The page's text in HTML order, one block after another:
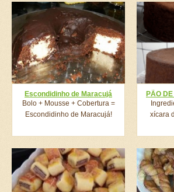
Escondidinho de Maracujá
Bolo + Mousse + Cobertura =
Escondidinho de Maracujá!
xícara